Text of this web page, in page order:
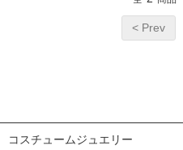
< Prev
コスチュームジュエリー